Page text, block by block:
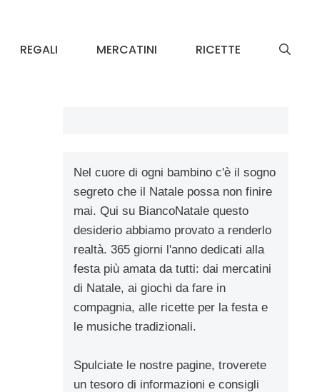
REGALI MERCATINI RICETTE
Nel cuore di ogni bambino c'è il sogno
segreto che il Natale possa non finire
mai. Qui su BiancoNatale questo
desiderio abbiamo provato a renderlo
realtà. 365 giorni l'anno dedicati alla
festa più amata da tutti: dai mercatini
di Natale, ai giochi da fare in
compagnia, alle ricette per la festa e
le musiche tradizionali.
Spulciate le nostre pagine, troverete
un tesoro di informazioni e consigli